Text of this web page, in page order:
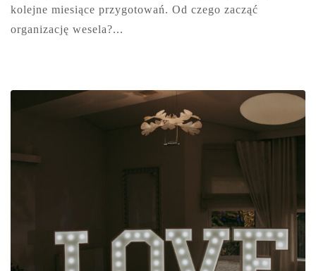
kolejne miesiące przygotowań. Od czego zacząć
organizację wesela?...